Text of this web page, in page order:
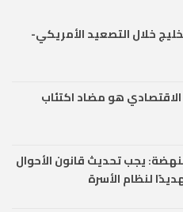
خلال التصعيد الأمريكي-
هو مضاد اكتئاب
يجب تحديث قانون الأحوال
لنظام الأسرة